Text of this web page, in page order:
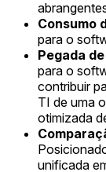
Consumo
para o
Pegada
para o
contribuir
TI de uma
otimizada
unificada